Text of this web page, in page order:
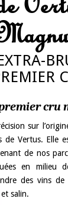
cru
sur
de Vertus. Elle
de nos
en milieu
des vins
salin.